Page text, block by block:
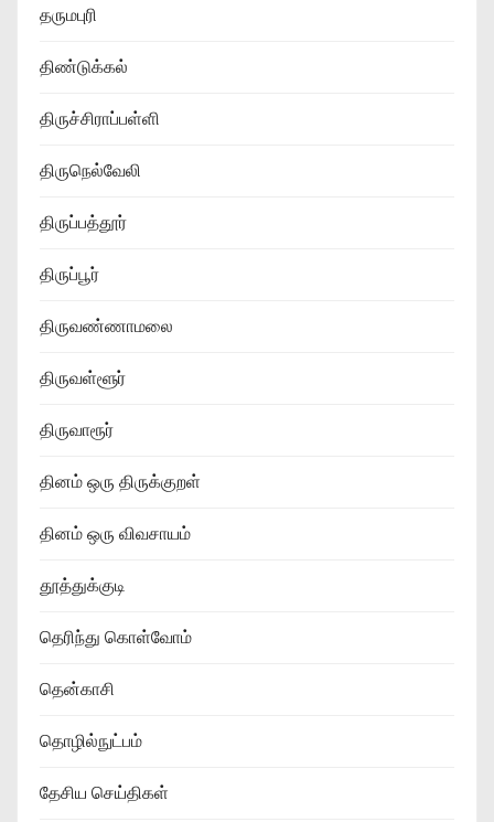
தருமபுரி
திண்டுக்கல்
திருச்சிராப்பள்ளி
திருநெல்வேலி
திருப்பத்தூர்
திருப்பூர்
திருவண்ணாமலை
திருவள்ளூர்
திருவாரூர்
தினம் ஒரு திருக்குறள்
தினம் ஒரு விவசாயம்
தூத்துக்குடி
தெரிந்து கொள்வோம்
தென்காசி
தொழில்நுட்பம்
தேசிய செய்திகள்